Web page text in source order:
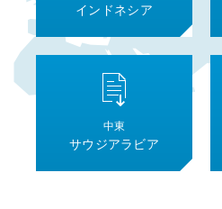
インドネシア
中東
サウジアラビア